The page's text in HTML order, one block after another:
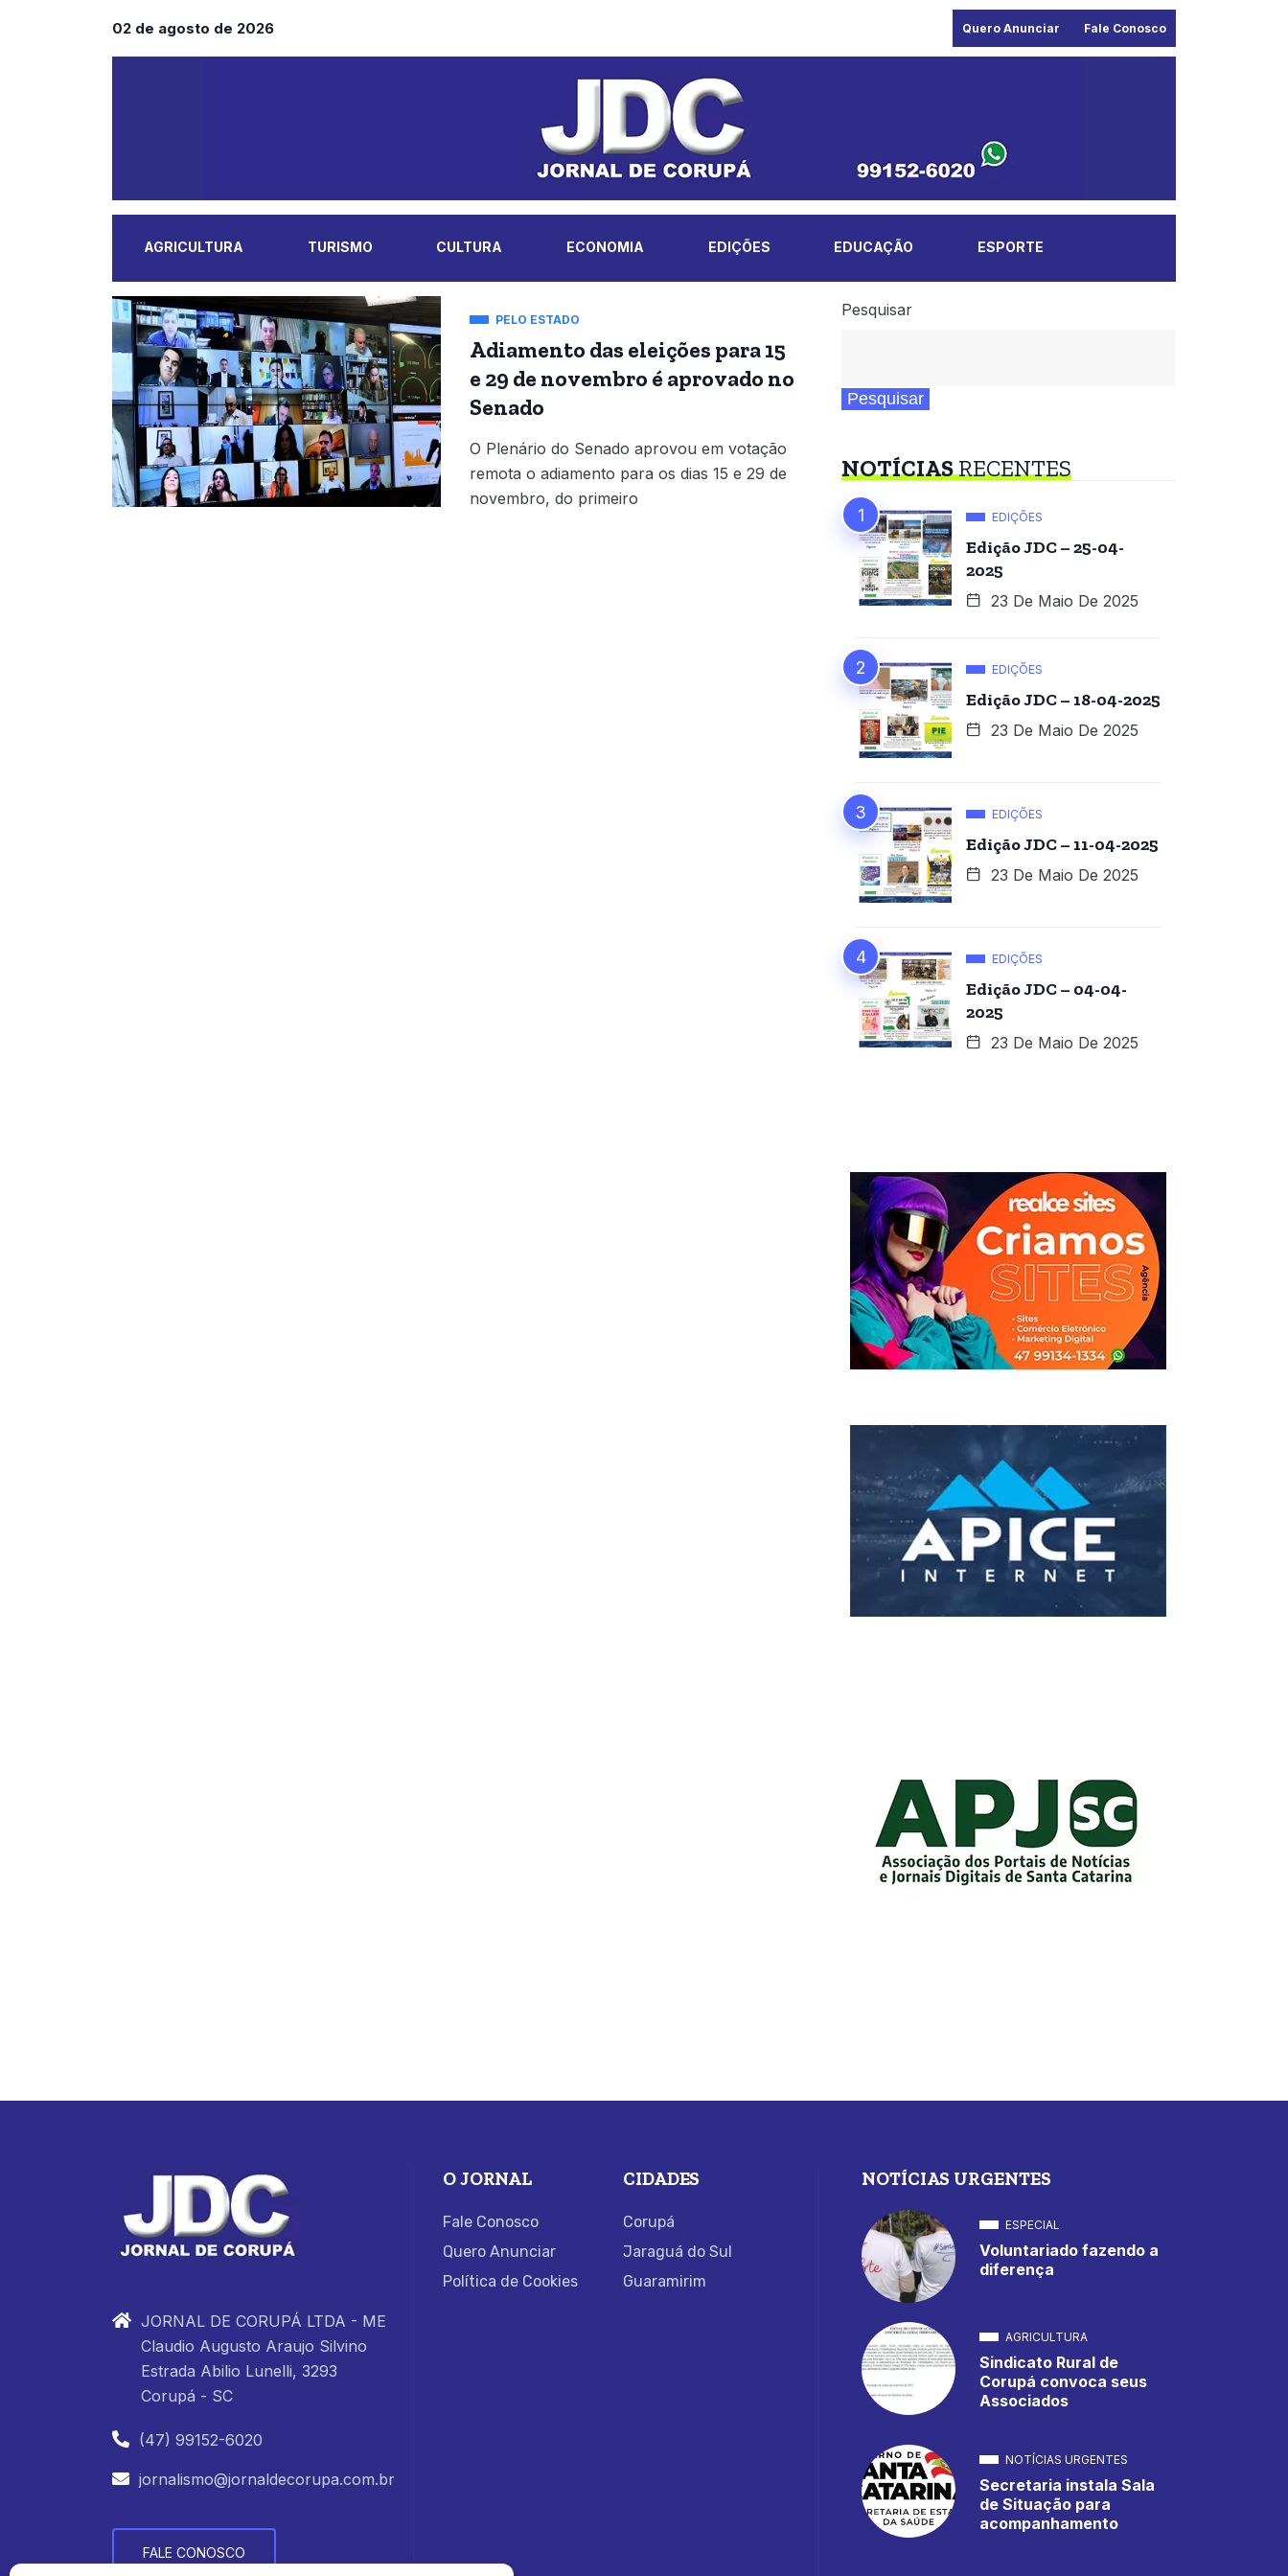
02 de agosto de 2026 Quero Anunciar Fale Conosco
AGRICULTURA TURISMO CULTURA ECONOMIA EDIÇÕES EDUCAÇÃO ESPORTE
MAIS PELO ESTADO
Adiamento das eleições para 15
e 29 de novembro é aprovado no
Senado
O Plenário do Senado aprovou em votação
remota o adiamento para os dias 15 e 29 de
novembro, do primeiro
Pesquisar
Pesquisar
NOTÍCIASRECENTES
EDIÇÕES
Edição JDC – 25-04-
2025
23 De Maio De 2025
EDIÇÕES
Edição JDC – 18-04-2025
23 De Maio De 2025
EDIÇÕES
Edição JDC – 11-04-2025
23 De Maio De 2025
EDIÇÕES
Edição JDC – 04-04-
2025
23 De Maio De 2025
JORNAL DE CORUPÁ LTDA - ME
Claudio Augusto Araujo Silvino
Estrada Abilio Lunelli, 3293
Corupá - SC
(47) 99152-6020
jornalismo@jornaldecorupa.com.br
FALE CONOSCO
O JORNAL
Fale Conosco
Quero Anunciar
Política de Cookies
CIDADES
Corupá
Jaraguá do Sul
Guaramirim
NOTÍCIAS URGENTES
ESPECIAL
Voluntariado fazendo a
diferença
AGRICULTURA
Sindicato Rural de
Corupá convoca seus
Associados
NOTÍCIAS URGENTES
Secretaria instala Sala
de Situação para
acompanhamento